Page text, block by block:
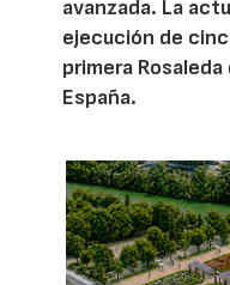
avanzada. La
ejecución de
primera
España.